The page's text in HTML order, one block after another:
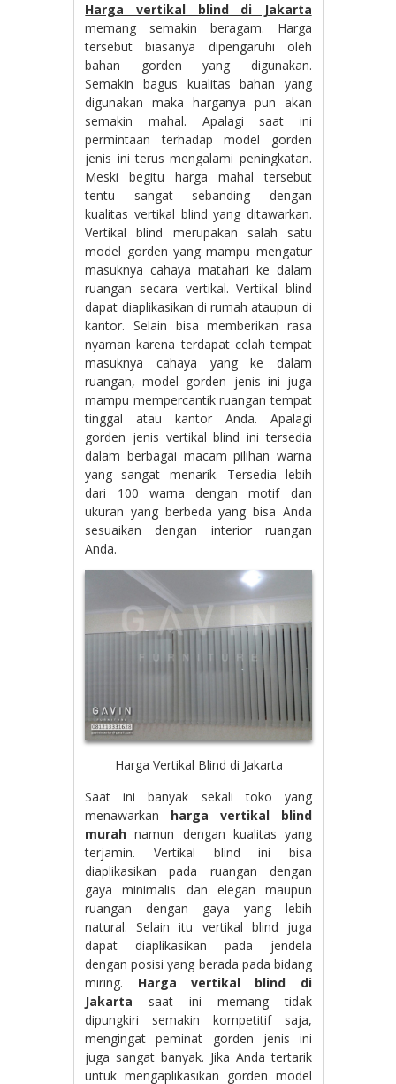
Harga vertikal blind di Jakarta
memang semakin beragam. Harga
tersebut biasanya dipengaruhi oleh
bahan gorden yang digunakan.
Semakin bagus kualitas bahan yang
digunakan maka harganya pun akan
semakin mahal. Apalagi saat ini
permintaan terhadap model gorden
jenis ini terus mengalami peningkatan.
Meski begitu harga mahal tersebut
tentu sangat sebanding dengan
kualitas vertikal blind yang ditawarkan.
Vertikal blind merupakan salah satu
model gorden yang mampu mengatur
masuknya cahaya matahari ke dalam
ruangan secara vertikal. Vertikal blind
dapat diaplikasikan di rumah ataupun di
kantor. Selain bisa memberikan rasa
nyaman karena terdapat celah tempat
masuknya cahaya yang ke dalam
ruangan, model gorden jenis ini juga
mampu mempercantik ruangan tempat
tinggal atau kantor Anda. Apalagi
gorden jenis vertikal blind ini tersedia
dalam berbagai macam pilihan warna
yang sangat menarik. Tersedia lebih
dari 100 warna dengan motif dan
ukuran yang berbeda yang bisa Anda
sesuaikan dengan interior ruangan
Anda.
Harga Vertikal Blind di Jakarta
Saat ini banyak sekali toko yang
menawarkan harga vertikal blind
murahnamun dengan kualitas yang
terjamin. Vertikal blind ini bisa
diaplikasikan pada ruangan dengan
gaya minimalis dan elegan maupun
ruangan dengan gaya yang lebih
natural. Selain itu vertikal blind juga
dapat diaplikasikan pada jendela
dengan posisi yang berada pada bidang
miring. Harga vertikal blind di
Jakarta saat ini memang tidak
dipungkiri semakin kompetitif saja,
mengingat peminat gorden jenis ini
juga sangat banyak. Jika Anda tertarik
untuk mengaplikasikan gorden model